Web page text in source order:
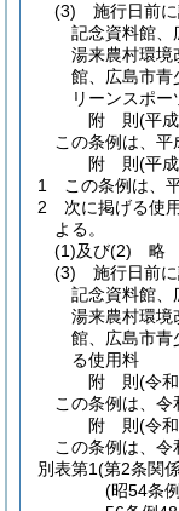
(3)
施行日前
記念資料館、
湯来農村環境
館、広島市青
リーンスポ
附 則(平
この条例は、平
附 則(平
1
この条例は、
2
次に掲げる使
よる。
(1)及び(2)
略
(3)
施行日前
記念資料館、
湯来農村環境
館、広島市青
る使用料
附 則(令
この条例は、令
附 則(令
この条例は、令
別表第1(第2条関
(昭54条